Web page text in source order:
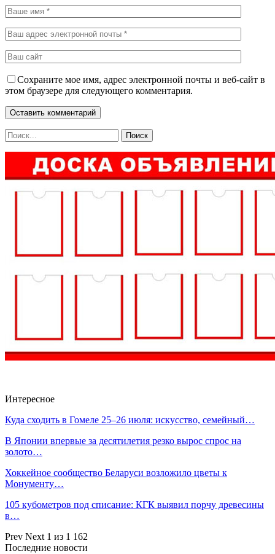
Сохраните мое имя, адрес электронной почты и веб-сайт в
этом браузере для следующего комментария.
Интересное
Куда сходить в Гомеле 25–26 июля: искусство, семейный…
В Японии впервые за десятилетия резко вырос спрос на
золото…
Хоккейное сообщество Беларуси возложило цветы к
Монументу…
105 кубометров под списание: КГК выявил порчу древесины
в…
Prev Next 1 из 1 162
Последние новости